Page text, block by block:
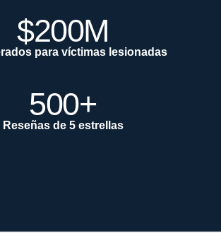
$200M
para víctimas lesionadas
500+
Reseñas de 5 estrellas